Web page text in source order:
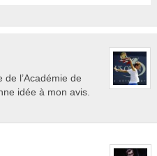
de l’Académie de
idée à mon avis.